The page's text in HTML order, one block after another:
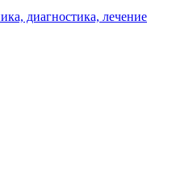
диагностика, лечение